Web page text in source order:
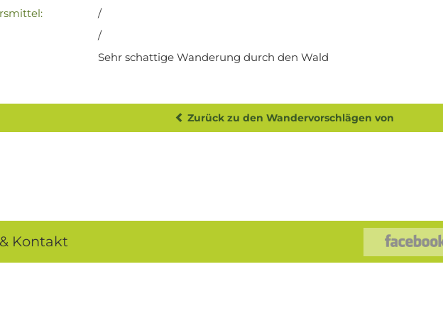
/
/
Sehr schattige Wanderung durch den Wald
Zurück zu den Wandervorschlägen von
Kontakt